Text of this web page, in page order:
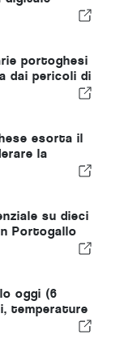
portoghesi
dai pericoli di
esorta il
la
a
su dieci
Portogallo
di una
oggi (6
temperature